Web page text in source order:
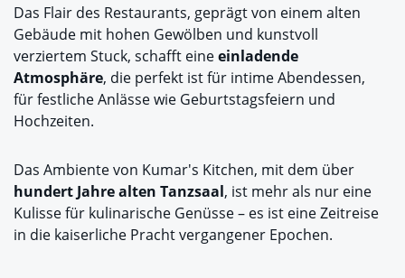
Das Flair des Restaurants, geprägt von einem alten
Gebäude mit hohen Gewölben und kunstvoll
verziertem Stuck, schafft eineeinladende
Atmosphäre, die perfekt ist für intime Abendessen,
für festliche Anlässe wie Geburtstagsfeiern und
Hochzeiten.
Das Ambiente von Kumar's Kitchen, mit dem über
hundert Jahre alten Tanzsaal, ist mehr als nur eine
Kulisse für kulinarische Genüsse – es ist eine Zeitreise
in die kaiserliche Pracht vergangener Epochen.